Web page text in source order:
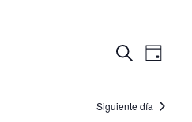
de
BUSCAR
de
DÍA
Siguiente día